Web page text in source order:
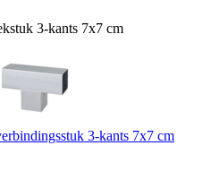
3-kants 7x7 cm
3-kants 7x7 cm